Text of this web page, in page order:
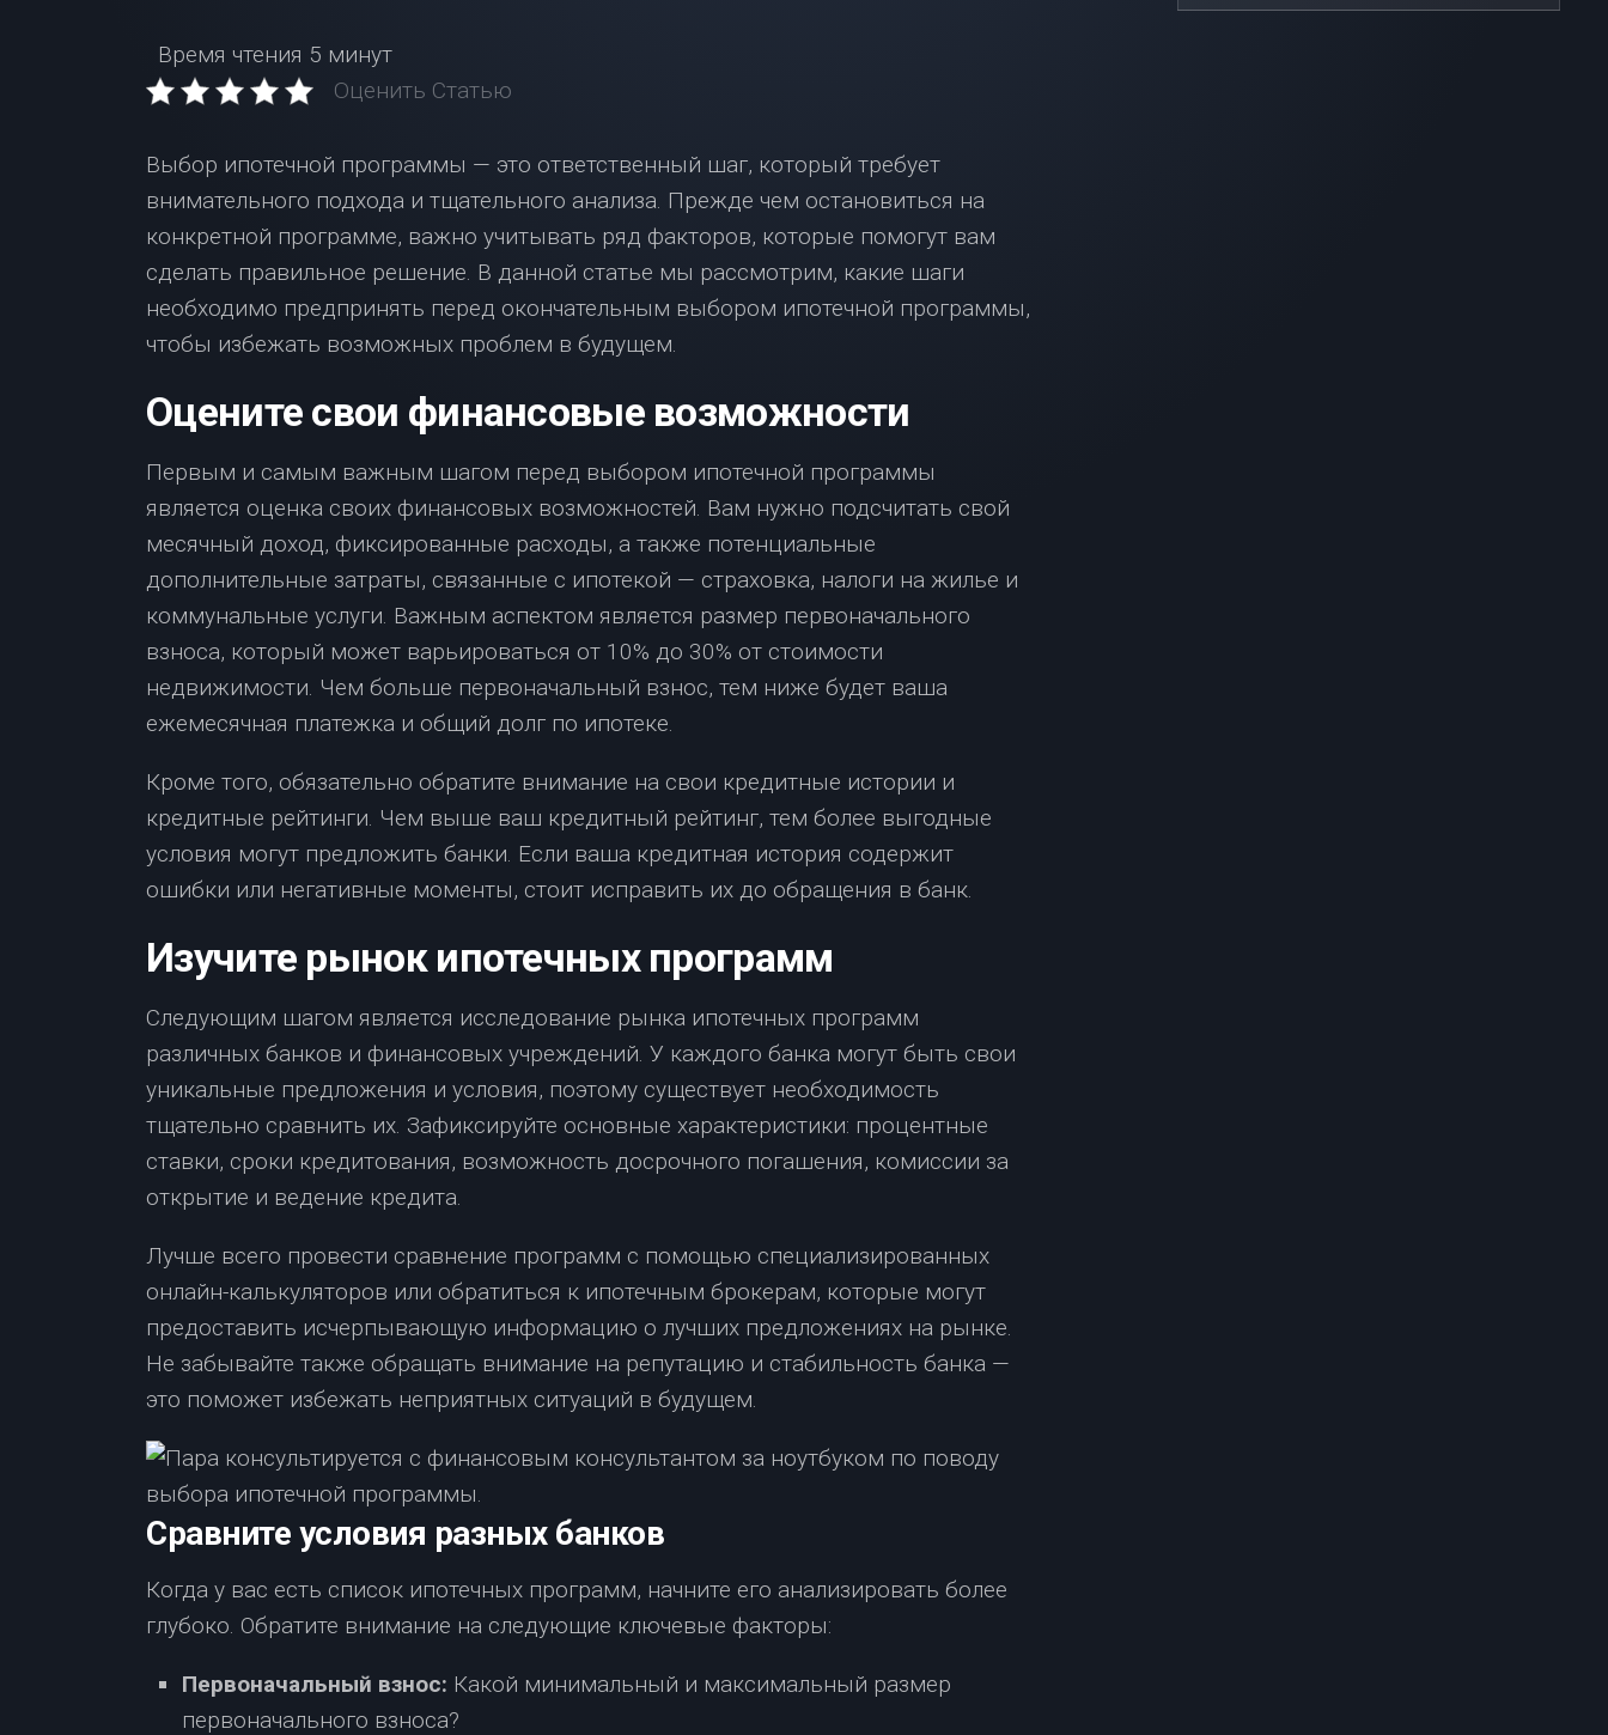
ОТЧАИВАЙТЕСЬ,
НАС
ЕСТЬ
ИПОТЕКА
МОСКВЕ:
ЗНАТЬ?
Время чтения 5 минут
Оценить Статью
Выбор ипотечной программы — это ответственный шаг, который требует
внимательного подхода и тщательного анализа. Прежде чем остановиться на
конкретной программе, важно учитывать ряд факторов, которые помогут вам
сделать правильное решение. В данной статье мы рассмотрим, какие шаги
необходимо предпринять перед окончательным выбором ипотечной программы,
чтобы избежать возможных проблем в будущем.
Оцените свои финансовые возможности
Первым и самым важным шагом перед выбором ипотечной программы
является оценка своих финансовых возможностей. Вам нужно подсчитать свой
месячный доход, фиксированные расходы, а также потенциальные
дополнительные затраты, связанные с ипотекой — страховка, налоги на жилье и
коммунальные услуги. Важным аспектом является размер первоначального
взноса, который может варьироваться от 10% до 30% от стоимости
недвижимости. Чем больше первоначальный взнос, тем ниже будет ваша
ежемесячная платежка и общий долг по ипотеке.
Кроме того, обязательно обратите внимание на свои кредитные истории и
кредитные рейтинги. Чем выше ваш кредитный рейтинг, тем более выгодные
условия могут предложить банки. Если ваша кредитная история содержит
ошибки или негативные моменты, стоит исправить их до обращения в банк.
Изучите рынок ипотечных программ
Следующим шагом является исследование рынка ипотечных программ
различных банков и финансовых учреждений. У каждого банка могут быть свои
уникальные предложения и условия, поэтому существует необходимость
тщательно сравнить их. Зафиксируйте основные характеристики: процентные
ставки, сроки кредитования, возможность досрочного погашения, комиссии за
открытие и ведение кредита.
Лучше всего провести сравнение программ с помощью специализированных
онлайн-калькуляторов или обратиться к ипотечным брокерам, которые могут
предоставить исчерпывающую информацию о лучших предложениях на рынке.
Не забывайте также обращать внимание на репутацию и стабильность банка —
это поможет избежать неприятных ситуаций в будущем.
Сравните условия разных банков
Когда у вас есть список ипотечных программ, начните его анализировать более
глубоко. Обратите внимание на следующие ключевые факторы:
Первоначальный взнос: Какой минимальный и максимальный размер
первоначального взноса?